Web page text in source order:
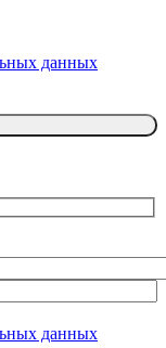
данных
данных